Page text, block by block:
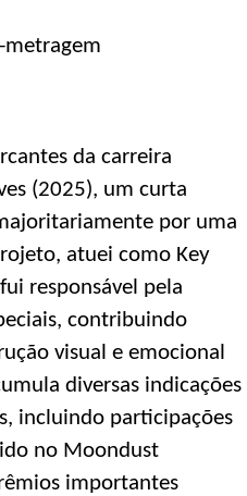
metragem
da carreira
(2025), um curta
por uma
atuei como Key
responsável pela
contribuindo
visual e emocional
diversas indicações
incluindo participações
no Moondust
importantes